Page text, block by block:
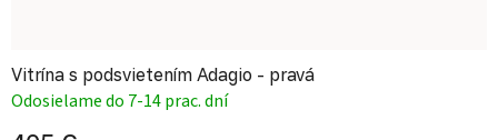
Vitrína s podsvietením Adagio - pravá
Odosielame do 7-14 prac. dní